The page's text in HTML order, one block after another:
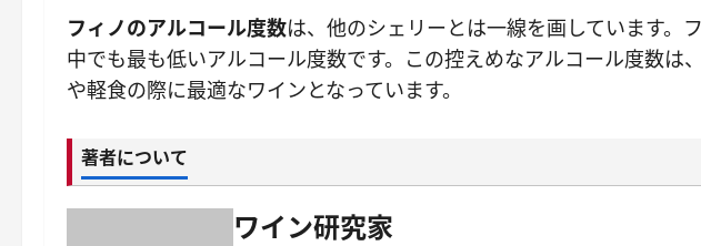
フィノのアルコール度数は、他のシェリーとは一線を画しています。
中でも最も低いアルコール度数です。この控えめなアルコール度数
や軽食の際に最適なワインとなっています。
著者について
ワイン研究家